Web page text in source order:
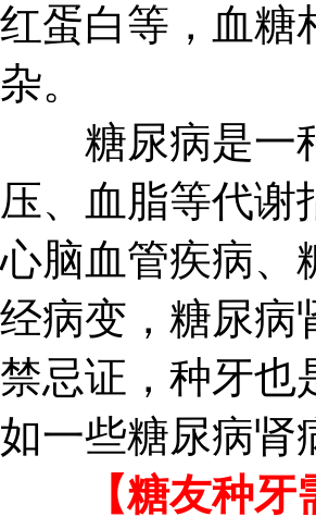
红蛋白等，血糖
杂。
糖尿病是一种
压、血脂等代谢
心脑血管疾病、
经病变，糖尿病
禁忌证，种牙也
如一些糖尿病肾
【糖友种牙